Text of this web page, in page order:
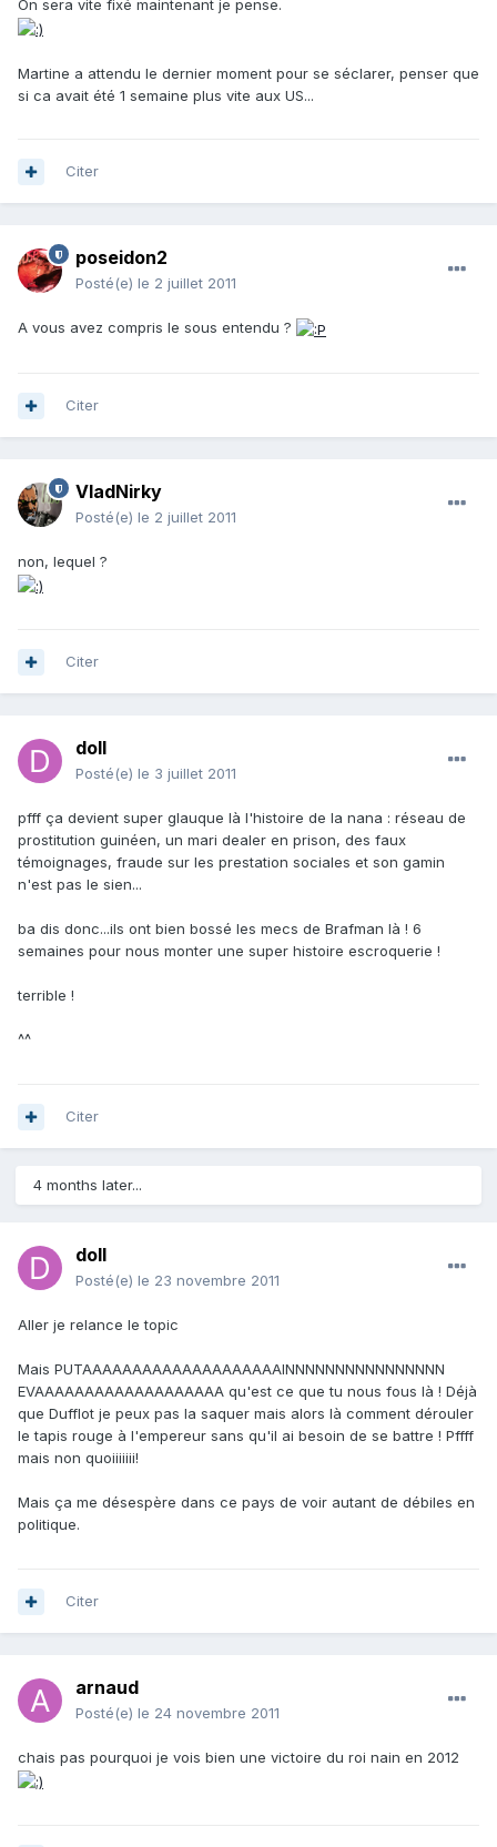
On sera vite fixé maintenant je pense.
Martine a attendu le dernier moment pour se séclarer, penser que
si ca avait été 1 semaine plus vite aux US...
Citer
poseidon2
Posté(e) le 2 juillet 2011
A vous avez compris le sous entendu ?
Citer
VladNirky
Posté(e) le 2 juillet 2011
non, lequel ?
Citer
doll
Posté(e) le 3 juillet 2011
pfff ça devient super glauque là l'histoire de la nana : réseau de
prostitution guinéen, un mari dealer en prison, des faux
témoignages, fraude sur les prestation sociales et son gamin
n'est pas le sien...
ba dis donc...ils ont bien bossé les mecs de Brafman là ! 6
semaines pour nous monter une super histoire escroquerie !
terrible !
^^
Citer
4 months later...
doll
Posté(e) le 23 novembre 2011
Aller je relance le topic
Mais PUTAAAAAAAAAAAAAAAAAAAAINNNNNNNNNNNNNNNN
EVAAAAAAAAAAAAAAAAAAA qu'est ce que tu nous fous là ! Déjà
que Dufflot je peux pas la saquer mais alors là comment dérouler
le tapis rouge à l'empereur sans qu'il ai besoin de se battre ! Pffff
mais non quoiiiiiii!
Mais ça me désespère dans ce pays de voir autant de débiles en
politique.
Citer
arnaud
Posté(e) le 24 novembre 2011
chais pas pourquoi je vois bien une victoire du roi nain en 2012